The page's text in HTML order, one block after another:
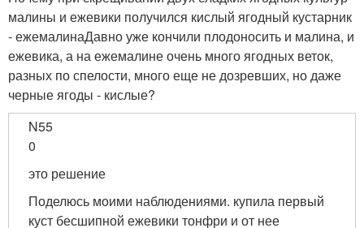
малины и ежевики получился кислый ягодный кустарник
- ежемалинаДавно уже кончили плодоносить и малина, и
ежевика, а на ежемалине очень много ягодных веток,
разных по спелости, много еще не дозревших, но даже
черные ягоды - кислые?
N55
0
это решение
Поделюсь моими наблюдениями. купила первый
куст бесшипной ежевики тонфри и от нее